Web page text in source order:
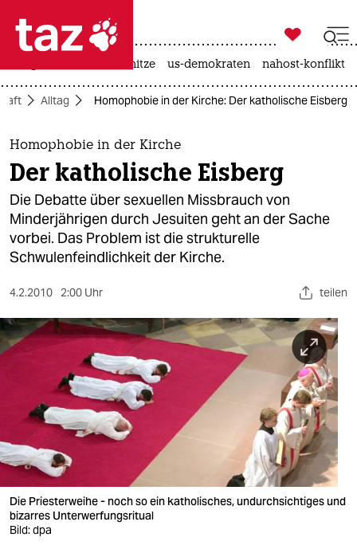
 taz zahl ich
taz zahl ich
themen
politik
öko
gesellschaft
kultur
sport
wahrheit
verlag
verlag
veranstaltungen

taz zahl ich
hitze us-demokraten nahost-konflikt
Alltag Homophobie in der Kirche: Der katholische Eisberg
Homophobie in der Kirche
Der katholische Eisberg
Die Debatte über sexuellen Missbrauch von
Minderjährigen durch Jesuiten geht an der Sache
vorbei. Das Problem ist die strukturelle
Schwulenfeindlichkeit der Kirche.
4.2.2010 2:00 Uhr teilen
Die Priesterweihe - noch so ein katholisches, undurchsichtiges und
bizarres Unterwerfungsritual
Bild: dpa